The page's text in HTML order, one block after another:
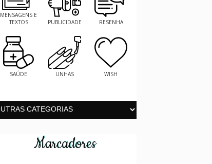
MENSAGENS E
TEXTOS
PUBLICIDADE RESENHA
SAÚDE UNHAS WISH
Marcadores